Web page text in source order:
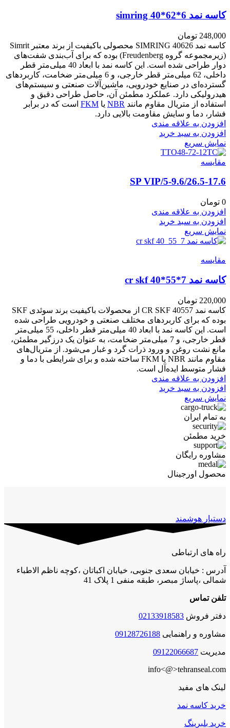
کاسه نمد simring 40*62*6
248,000 تومان
کاسه نمد SIMRING 40626 محصولی باکیفیت از برند معتبر Simrit
(زیرمجموعه گروه Freudenberg) بوده که برای آب‌بندی شفت‌های
دوار طراحی شده است. این کاسه نمد با ابعاد 40 میلی‌متر قطر
داخلی، 62 میلی‌متر قطر خارجی، و 6 میلی‌متر ضخامت، کاربردهای
گسترده‌ای در صنایع خودرویی، ماشین‌آلات صنعتی و سیستم‌های
هیدرولیکی دارد. عملکرد مطمئن آن، حاصل طراحی دقیق و
استفاده از متریال مقاوم مانند NBR یا FKM است که در برابر
فشار، دما و سایش مقاومت بالایی دارد.
افزودن به علاقه مندی
افزودن به سبد خرید
نمایش سریع
مقايسه
5-9.6/26.5-17.6/SP VIP
0 تومان
افزودن به علاقه مندی
افزودن به سبد خرید
نمایش سریع
مقايسه
کاسه نمد cr skf 40*55*7
220,000 تومان
کاسه نمد CR SKF 40557 از محصولات باکیفیت برند سوئدی SKF
بوده که برای کاربردهای مختلف صنعتی و خودرویی طراحی شده
است. این کاسه نمد با ابعاد 40 میلی‌متر قطر داخلی، 55 میلی‌متر
قطر خارجی، و 7 میلی‌متر ضخامت، به عنوان یک درزگیر مطمئن،
مانع نشت روغن و ورود ذرات گرد و غبار می‌شود. از متریال‌های
مقاوم مانند NBR یا FKM ساخته شده و برای شرایطی با دما و
فشار متوسط ایده‌آل است.
افزودن به علاقه مندی
افزودن به سبد خرید
نمایش سریع
به تمام ایران
خرید مطمئن
مشاوره رایگان
محصول اورجینال
دستیار هوشمند
راه های ارتباطی
آدرس : خیابان سعدی جنوبی، خیابان اکباتان ،کوچه ناظم الاطباء
شمالی ،پاساژ مبصر، طبقه منفی 1 پلاک 41
تلفن تماس
دفتر فروش 02133918583
مشاوره و راهنمایی 09128726188
مدیریت 09122066687
info<@>tehranseal.com
لینک های مفید
خرید کاسه نمد
خرید بلبرینگ